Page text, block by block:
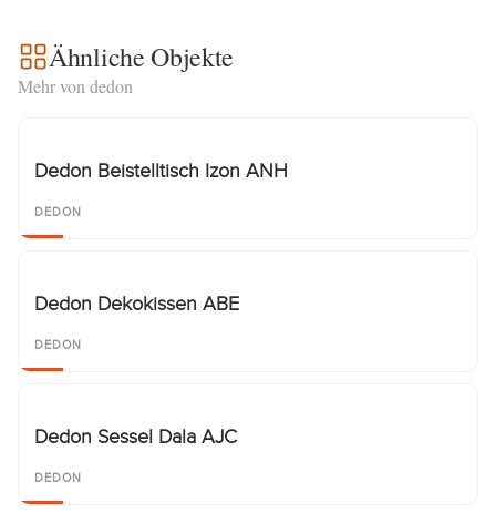
Ähnliche Objekte
Mehr von dedon
Dedon Beistelltisch Izon ANH
DEDON
Dedon Dekokissen ABE
DEDON
Dedon Sessel Dala AJC
DEDON